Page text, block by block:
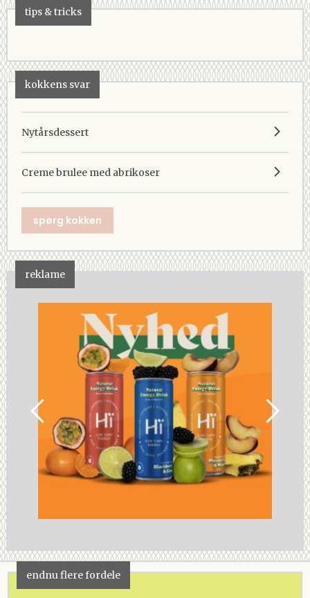
tips & tricks
kokkens svar
Nytårsdessert
Creme brulee med abrikoser
spørg kokken
reklame
endnu flere fordele